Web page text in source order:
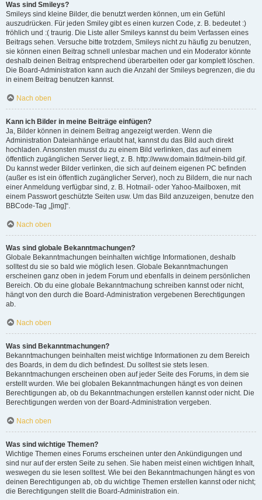
Was sind Smileys?
Smileys sind kleine Bilder, die benutzt werden können, um ein Gefühl
auszudrücken. Für jeden Smiley gibt es einen kurzen Code, z. B. bedeutet :)
fröhlich und :( traurig. Die Liste aller Smileys kannst du beim Verfassen eines
Beitrags sehen. Versuche bitte trotzdem, Smileys nicht zu häufig zu benutzen,
sie können einen Beitrag schnell unlesbar machen und ein Moderator könnte
deshalb deinen Beitrag entsprechend überarbeiten oder gar komplett löschen.
Die Board-Administration kann auch die Anzahl der Smileys begrenzen, die du
in einem Beitrag benutzen kannst.
Nach oben
Kann ich Bilder in meine Beiträge einfügen?
Ja, Bilder können in deinem Beitrag angezeigt werden. Wenn die
Administration Dateianhänge erlaubt hat, kannst du das Bild auch direkt
hochladen. Ansonsten musst du zu einem Bild verlinken, das auf einem
öffentlich zugänglichen Server liegt, z. B. http://www.domain.tld/mein-bild.gif.
Du kannst weder Bilder verlinken, die sich auf deinem eigenen PC befinden
(außer es ist ein öffentlich zugänglicher Server), noch zu Bildern, die nur nach
einer Anmeldung verfügbar sind, z. B. Hotmail- oder Yahoo-Mailboxen, mit
einem Passwort geschützte Seiten usw. Um das Bild anzuzeigen, benutze den
BBCode-Tag „[img]“.
Nach oben
Was sind globale Bekanntmachungen?
Globale Bekanntmachungen beinhalten wichtige Informationen, deshalb
solltest du sie so bald wie möglich lesen. Globale Bekanntmachungen
erscheinen ganz oben in jedem Forum und ebenfalls in deinem persönlichen
Bereich. Ob du eine globale Bekanntmachung schreiben kannst oder nicht,
hängt von den durch die Board-Administration vergebenen Berechtigungen
ab.
Nach oben
Was sind Bekanntmachungen?
Bekanntmachungen beinhalten meist wichtige Informationen zu dem Bereich
des Boards, in dem du dich befindest. Du solltest sie stets lesen.
Bekanntmachungen erscheinen oben auf jeder Seite des Forums, in dem sie
erstellt wurden. Wie bei globalen Bekanntmachungen hängt es von deinen
Berechtigungen ab, ob du Bekanntmachungen erstellen kannst oder nicht. Die
Berechtigungen werden von der Board-Administration vergeben.
Nach oben
Was sind wichtige Themen?
Wichtige Themen eines Forums erscheinen unter den Ankündigungen und
sind nur auf der ersten Seite zu sehen. Sie haben meist einen wichtigen Inhalt,
weswegen du sie lesen solltest. Wie bei den Bekanntmachungen hängt es von
deinen Berechtigungen ab, ob du wichtige Themen erstellen kannst oder nicht;
die Berechtigungen stellt die Board-Administration ein.